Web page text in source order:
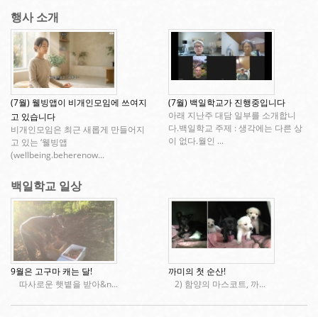
행사 소개
(7월) 웰빙앱이 비개인모임에 쓰여지
고 있습니다
비개인모임은 최근 새롭게 만들어지
고 있는 ‘웰빙앱
(wellbeing.beherenow...
(7월) 백일학교가 진행중입니다
아래 지난주 대담 일부를 소개합니
다.백일학교 주제 : 생각에는 다른 상
이 없다.월인 ...
백일학교 일상
9월은 고구마 캐는 달!
따사로운 햇볕을 받아&n...
까미의 첫 순산!
2) 함양의 마스코트, 까...